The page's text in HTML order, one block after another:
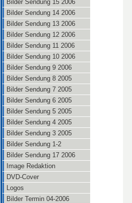
Bilder Sendung 15 2006
Bilder Sendung 14 2006
Bilder Sendung 13 2006
Bilder Sendung 12 2006
Bilder Sendung 11 2006
Bilder Sendung 10 2006
Bilder Sendung 9 2006
Bilder Sendung 8 2005
Bilder Sendung 7 2005
Bilder Sendung 6 2005
Bilder Sendung 5 2005
Bilder Sendung 4 2005
Bilder Sendung 3 2005
Bilder Sendung 1-2
Bilder Sendung 17 2006
Image Redaktion
DVD-Cover
Logos
Bilder Termin 04-2006